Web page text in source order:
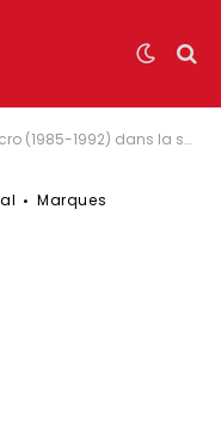
la série des modèles marquants et oubliés
Marques